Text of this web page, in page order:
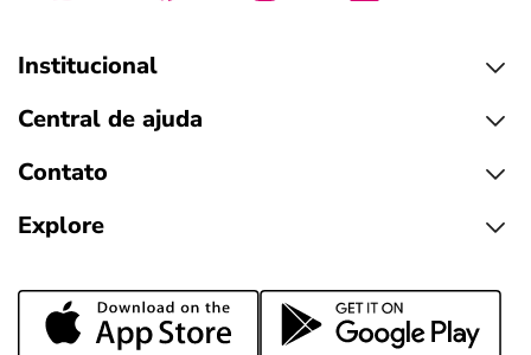
Institucional
Central de ajuda
Contato
Explore